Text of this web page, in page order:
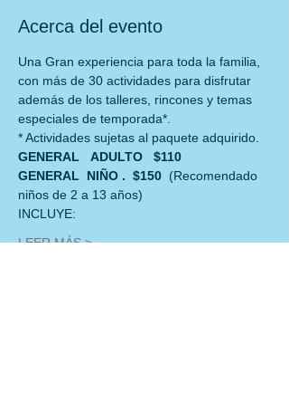
Acerca del evento
Una Gran experiencia para toda la familia,
con más de 30 actividades para disfrutar
además de los talleres, rincones y temas
especiales de temporada*.
* Actividades sujetas al paquete adquirido.
GENERAL   ADULTO   $110
GENERAL  NIÑO .  $150 (Recomendado
niños de 2 a 13 años)
INCLUYE:
LEER MÁS >